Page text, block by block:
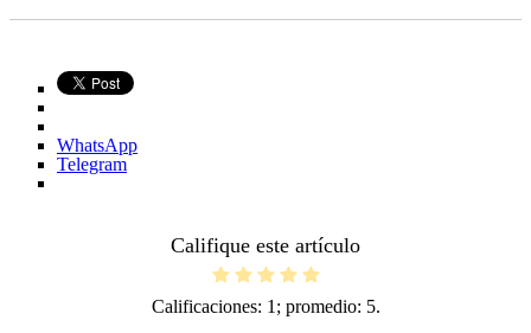
WhatsApp
Telegram
Califique este artículo
Calificaciones: 1 ; promedio: 5.